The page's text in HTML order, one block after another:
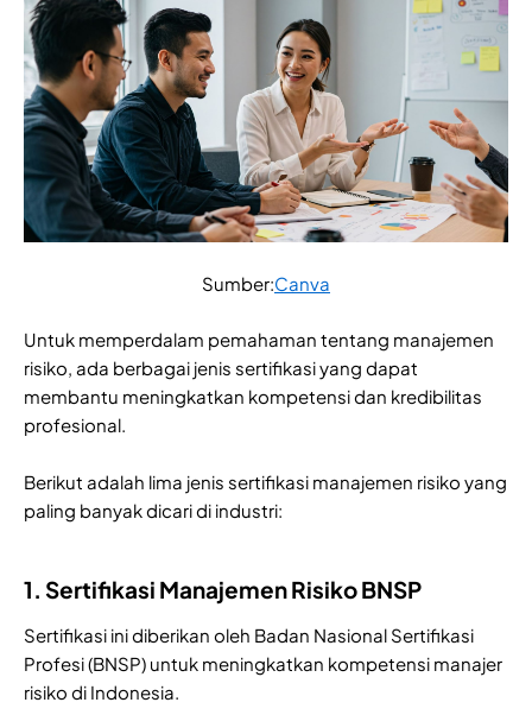
Sumber:Canva
Untuk memperdalam pemahaman tentang manajemen
risiko, ada berbagai jenis sertifikasi yang dapat
membantu meningkatkan kompetensi dan kredibilitas
profesional.
Berikut adalah lima jenis sertifikasi manajemen risiko yang
paling banyak dicari di industri:
1. Sertifikasi Manajemen Risiko BNSP
Sertifikasi ini diberikan oleh Badan Nasional Sertifikasi
Profesi (BNSP) untuk meningkatkan kompetensi manajer
risiko di Indonesia.